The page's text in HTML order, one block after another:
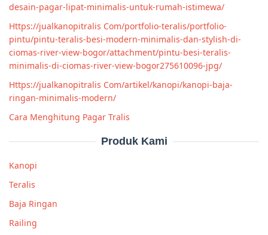
desain-pagar-lipat-minimalis-untuk-rumah-istimewa/
Https://jualkanopitralis Com/portfolio-teralis/portfolio-
pintu/pintu-teralis-besi-modern-minimalis-dan-stylish-di-
ciomas-river-view-bogor/attachment/pintu-besi-teralis-
minimalis-di-ciomas-river-view-bogor275610096-jpg/
Https://jualkanopitralis Com/artikel/kanopi/kanopi-baja-
ringan-minimalis-modern/
Cara Menghitung Pagar Tralis
Produk Kami
Kanopi
Teralis
Baja Ringan
Railing